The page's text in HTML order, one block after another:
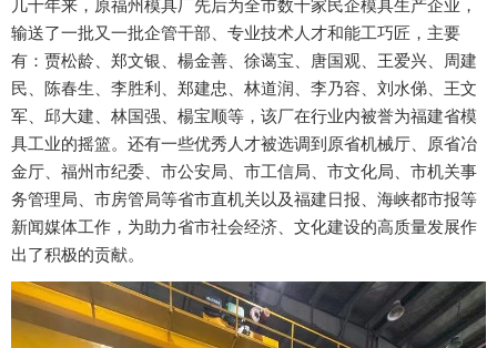
几十年来，原福州模具厂先后为全市数十家民企模具生产企业，
输送了一批又一批企管干部、专业技术人才和能工巧匠，主要
有：贾松龄、郑文银、楊金善、徐蔼宝、唐国观、王爱兴、周建
民、陈春生、李胜利、郑建忠、林道润、李乃容、刘水俤、王文
军、邱大建、林国强、楊宝顺等，该厂在行业内被誉为福建省模
具工业的摇篮。还有一些优秀人才被选调到原省机械厅、原省冶
金厅、福州市纪委、市公安局、市工信局、市文化局、市机关事
务管理局、市房管局等省市直机关以及福建日报、海峡都市报等
新闻媒体工作，为助力省市社会经济、文化建设的高质量发展作
出了积极的贡献。